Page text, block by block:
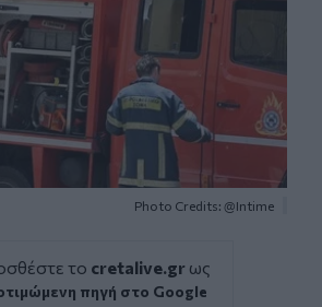
Photo Credits: @Intime
το cretalive.gr ως
πηγή στο Google